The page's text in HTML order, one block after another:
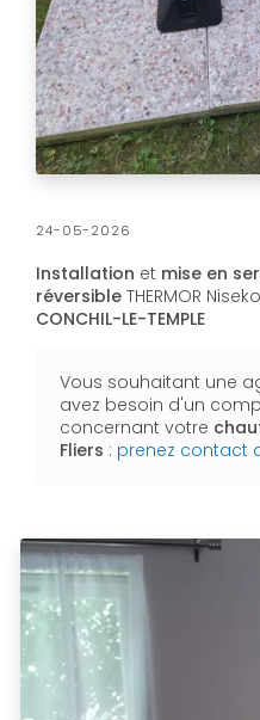
24-05-2026
Installation et mise en
réversible THERMOR
CONCHIL-LE-TEMPLE
Vous souhaitant une
avez besoin d'un
concernant votre
Fliers : prenez contact